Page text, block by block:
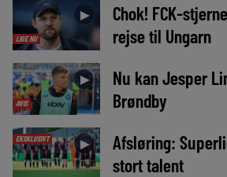
LIGE NU
►
Chok! FCK-
rejse til Ungarn
AVIS
►
Nu kan Jesper
Brøndby
EKSKLUSIVT ►
Afsløring:
stort talent